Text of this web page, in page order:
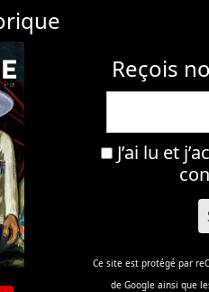
Reçois
J’ai lu et
Ce site est protégé par
de Google ainsi que